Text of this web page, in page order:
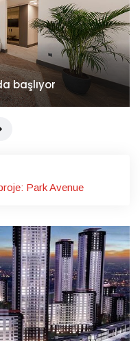
başlıyor
Park Avenue